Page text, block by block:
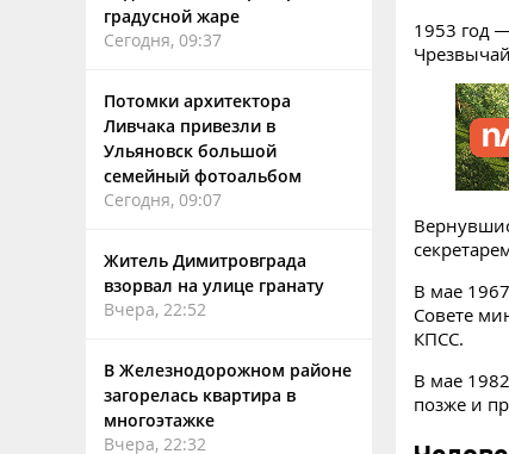
градусной жаре
Сегодня, 09:37
Потомки архитектора
Ливчака привезли в
Ульяновск большой
семейный фотоальбом
Сегодня, 09:07
Житель Димитровграда
взорвал на улице гранату
Вчера, 22:52
В Железнодорожном районе
загорелась квартира в
многоэтажке
Вчера, 22:32
1953 год
В мае
Совете
КПСС.
В мае
позже и